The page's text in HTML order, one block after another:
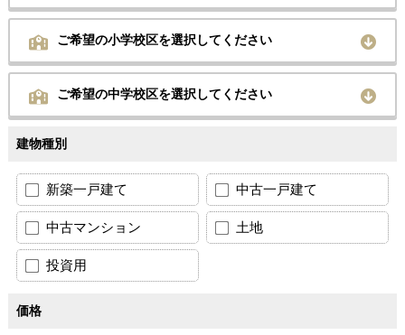
ご希望の小学校区を選択してください
ご希望の中学校区を選択してください
建物種別
新築一戸建て 中古一戸建て
中古マンション 土地
投資用
価格